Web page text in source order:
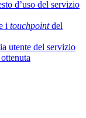
d’uso del servizio
i touchpointdel
utente del servizio